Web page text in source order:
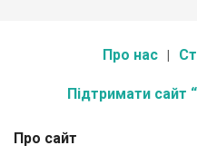
Про нас
Підтримати сайт
Про сайт